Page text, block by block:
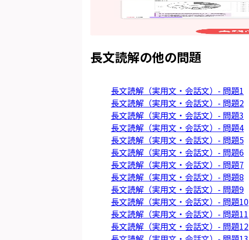
長文読解の他の問題
長文読解（実用文・会話文）- 問題1
長文読解（実用文・会話文）- 問題2
長文読解（実用文・会話文）- 問題3
長文読解（実用文・会話文）- 問題4
長文読解（実用文・会話文）- 問題5
長文読解（実用文・会話文）- 問題6
長文読解（実用文・会話文）- 問題7
長文読解（実用文・会話文）- 問題8
長文読解（実用文・会話文）- 問題9
長文読解（実用文・会話文）- 問題10
長文読解（実用文・会話文）- 問題11
長文読解（実用文・会話文）- 問題12